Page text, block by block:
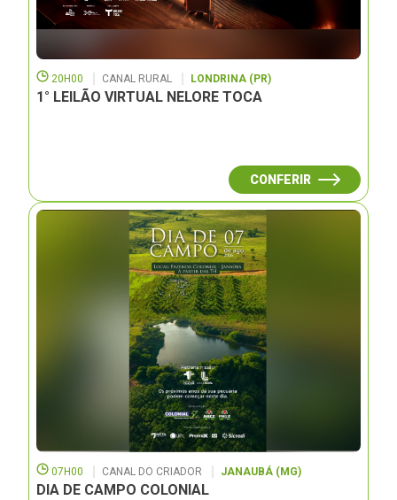
20H00 CANAL RURAL LONDRINA (PR)
1° LEILÃO VIRTUAL NELORE TOCA
CONFERIR
07H00 CANAL DO CRIADOR JANAUBÁ (MG)
DIA DE CAMPO COLONIAL